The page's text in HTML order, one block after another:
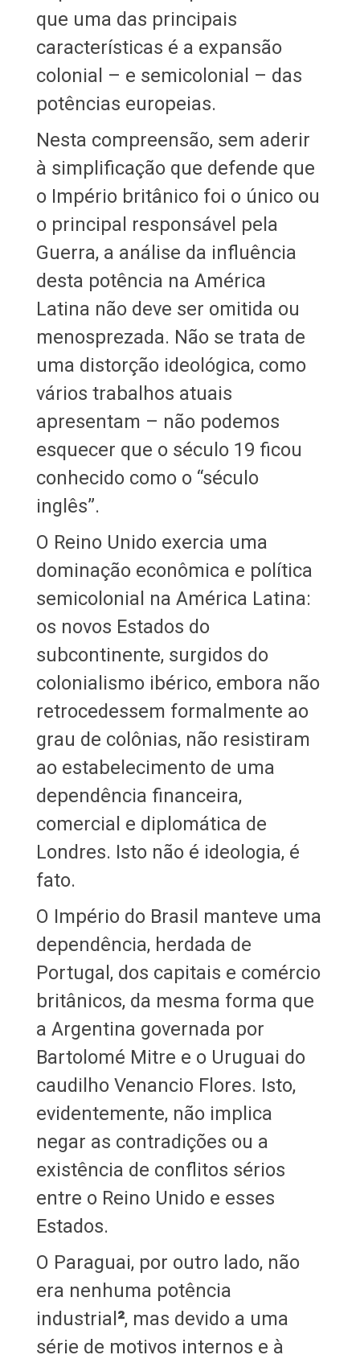
que uma das principais
características é a expansão
colonial – e semicolonial – das
potências europeias.
Nesta compreensão, sem aderir
à simplificação que defende que
o Império britânico foi o único ou
o principal responsável pela
Guerra, a análise da influência
desta potência na América
Latina não deve ser omitida ou
menosprezada. Não se trata de
uma distorção ideológica, como
vários trabalhos atuais
apresentam – não podemos
esquecer que o século 19 ficou
conhecido como o “século
inglês”.
O Reino Unido exercia uma
dominação econômica e política
semicolonial na América Latina:
os novos Estados do
subcontinente, surgidos do
colonialismo ibérico, embora não
retrocedessem formalmente ao
grau de colônias, não resistiram
ao estabelecimento de uma
dependência financeira,
comercial e diplomática de
Londres. Isto não é ideologia, é
fato.
O Império do Brasil manteve uma
dependência, herdada de
Portugal, dos capitais e comércio
britânicos, da mesma forma que
a Argentina governada por
Bartolomé Mitre e o Uruguai do
caudilho Venancio Flores. Isto,
evidentemente, não implica
negar as contradições ou a
existência de conflitos sérios
entre o Reino Unido e esses
Estados.
O Paraguai, por outro lado, não
era nenhuma potência
industrial², mas devido a uma
série de motivos internos e à